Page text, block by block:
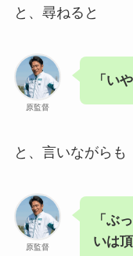
と、尋ねると
原監督
「い
と、言いながらも
原監督
「ぶ
いは